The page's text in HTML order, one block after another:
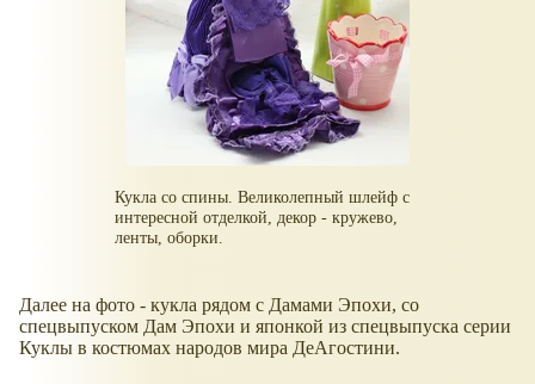
Кукла со спины. Великолепный шлейф с
интересной отделкой, декор - кружево,
ленты, оборки.
Далее на фото - кукла рядом с Дамами Эпохи, со
спецвыпуском Дам Эпохи и японкой из спецвыпуска серии
Куклы в костюмах народов мира ДеАгостини.